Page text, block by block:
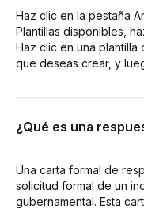
Haz clic en la pestaña
Plantillas disponibles,
Haz clic en una plantilla
que deseas crear, y
¿Qué es una
Una carta formal de
solicitud formal de un
gubernamental. Esta